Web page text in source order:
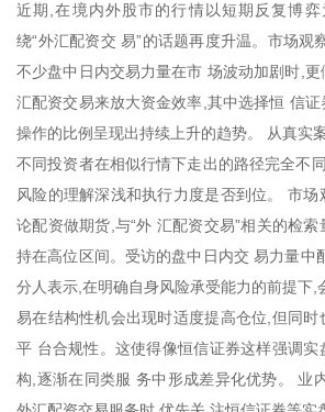
近期,在境内外股市的行情以短期反复博
绕“外汇配资交 易”的话题再度升温。市场观
不少盘中日内交易力量在市 场波动加剧时,
汇配资交易来放大资金效率,其中选择恒 信
操作的比例呈现出持续上升的趋势。 从真实
不同投资者在相似行情下走出的路径完全不
风险的理解深浅和执行力度是否到位。 市
论配资做期货,与“外 汇配资交易”相关的检
持在高位区间。受访的盘中日内交 易力量中
分人表示,在明确自身风险承受能力的前提下,
易在结构性机会出现时适度提高仓位,但同时
平 台合规性。这使得像恒信证券这样强调实
构,逐渐在同类服 务中形成差异化优势。 业